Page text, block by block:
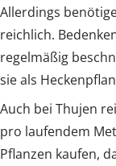
Allerdings
reichlich.
regelmäßig
sie als
Auch bei Thujen
pro laufendem
Pflanzen kaufen,